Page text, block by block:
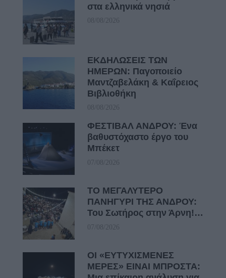
στα ελληνικά νησιά
08/08/2026
ΕΚΔΗΛΩΣΕΙΣ ΤΩΝ
ΗΜΕΡΩΝ: Παγοποιείο
Μαντζαβελάκη & Καΐρειος
Βιβλιοθήκη
08/08/2026
ΦΕΣΤΙΒΑΛ ΑΝΔΡΟΥ: Ένα
βαθυστόχαστο έργο του
Μπέκετ
07/08/2026
ΤΟ ΜΕΓΑΛΥΤΕΡΟ
ΠΑΝΗΓΥΡΙ ΤΗΣ ΑΝΔΡΟΥ:
Του Σωτήρος στην Άρνη!…
07/08/2026
ΟΙ «ΕΥΤΥΧΙΣΜΕΝΕΣ
ΜΕΡΕΣ» ΕΙΝΑΙ ΜΠΡΟΣΤΑ: